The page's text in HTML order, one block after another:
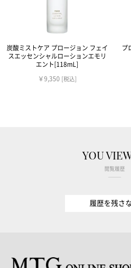
炭酸ミストケア プロージョン フェイ
スエッセンシャルローションエモリ
エント[118mL]
￥9,350 [税込]
プ
YOU
閲覧履歴
履歴を残さ